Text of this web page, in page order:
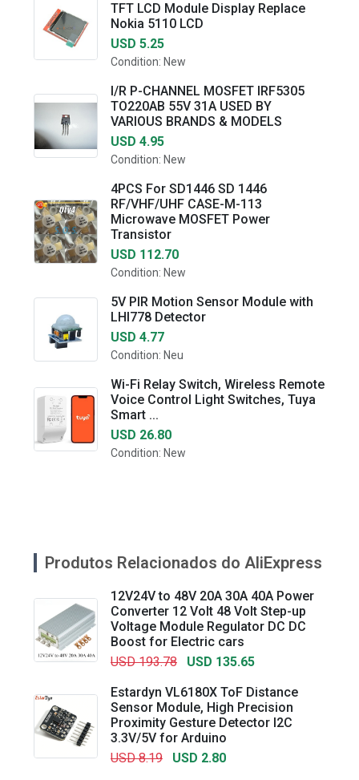
TFT LCD Module Display Replace
Nokia 5110 LCD
USD 5.25
Condition: New
I/R P-CHANNEL MOSFET IRF5305
TO220AB 55V 31A USED BY
VARIOUS BRANDS & MODELS
USD 4.95
Condition: New
4PCS For SD1446 SD 1446
RF/VHF/UHF CASE-M-113
Microwave MOSFET Power
Transistor
USD 112.70
Condition: New
5V PIR Motion Sensor Module with
LHI778 Detector
USD 4.77
Condition: Neu
Wi-Fi Relay Switch, Wireless Remote
Voice Control Light Switches, Tuya
Smart ...
USD 26.80
Condition: New
Produtos Relacionados do AliExpress
12V24V to 48V 20A 30A 40A Power
Converter 12 Volt 48 Volt Step-up
Voltage Module Regulator DC DC
Boost for Electric cars
USD 193.78
USD 135.65
Estardyn VL6180X ToF Distance
Sensor Module, High Precision
Proximity Gesture Detector I2C
3.3V/5V for Arduino
USD 8.19
USD 2.80